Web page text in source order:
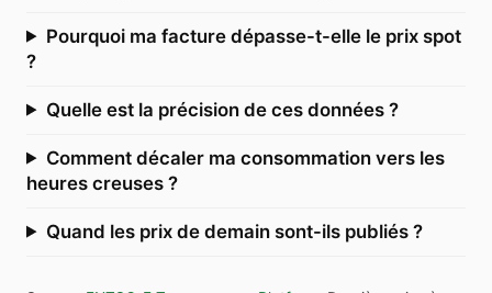
Pourquoi ma facture dépasse-t-elle le prix spot
?
Quelle est la précision de ces données ?
Comment décaler ma consommation vers les
heures creuses ?
Quand les prix de demain sont-ils publiés ?